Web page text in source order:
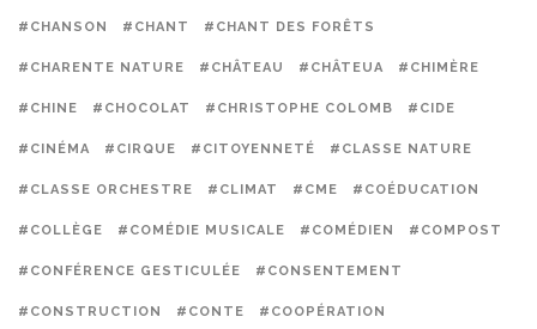
#CHANSON #CHANT #CHANT DES FORÊTS
#CHARENTE NATURE #CHÂTEAU #CHÂTEUA #CHIMÈRE
#CHINE #CHOCOLAT #CHRISTOPHE COLOMB #CIDE
#CINÉMA #CIRQUE #CITOYENNETÉ #CLASSE NATURE
#CLASSE ORCHESTRE #CLIMAT #CME #COÉDUCATION
#COLLÈGE #COMÉDIE MUSICALE #COMÉDIEN #COMPOST
#CONFÉRENCE GESTICULÉE #CONSENTEMENT
#CONSTRUCTION #CONTE #COOPÉRATION